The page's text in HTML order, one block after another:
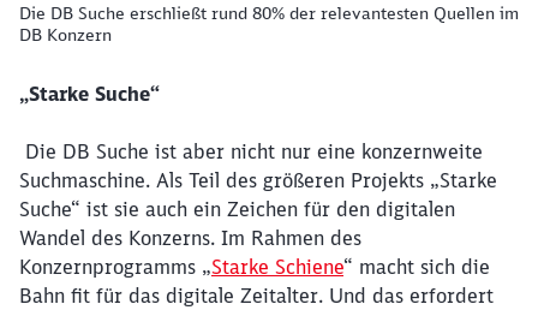
Die DB Suche erschließt rund 80% der relevantesten Quellen im
DB Konzern
„Starke Suche“
Die DB Suche ist aber nicht nur eine konzernweite
Suchmaschine. Als Teil des größeren Projekts „Starke
Suche“ ist sie auch ein Zeichen für den digitalen
Wandel des Konzerns. Im Rahmen des
Konzernprogramms „Starke Schiene“ macht sich die
Bahn fit für das digitale Zeitalter. Und das erfordert